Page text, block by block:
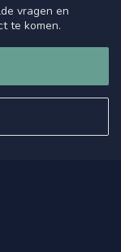
vragen en
te komen.